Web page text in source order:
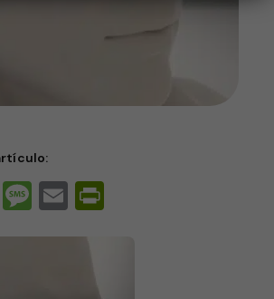
WhatsApp
Message
Email